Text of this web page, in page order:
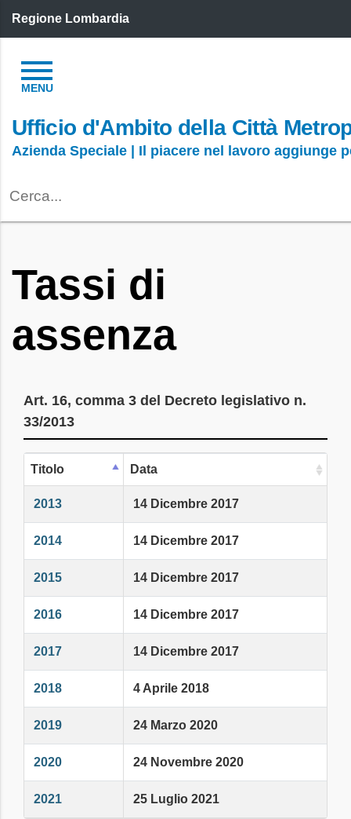
Regione Lombardia
Ufficio d'Ambito della Città
Azienda Speciale | Il piacere nel lavoro aggiunge
Tassi di
assenza
Art. 16, comma 3 del Decreto legislativo n.
33/2013
Titolo Data
2013 14 Dicembre 2017
2014 14 Dicembre 2017
2015 14 Dicembre 2017
2016 14 Dicembre 2017
2017 14 Dicembre 2017
2018 4 Aprile 2018
2019 24 Marzo 2020
2020 24 Novembre 2020
2021 25 Luglio 2021